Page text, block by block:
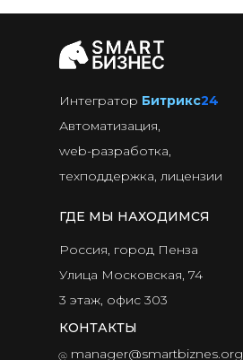
Интегратор Битрикс24
Автоматизация,
web-разработка,
техподдержка, лицензии
Россия, город Пенза
Улица Московская, 74
3 этаж, офис 303
manager@smartbiznes.org
ГДЕ МЫ НАХОДИМСЯ
КОНТАКТЫ